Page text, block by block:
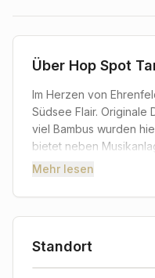
Über Hop Spot
Im Herzen von
Südsee Flair. Originale
viel Bambus wurden
bietet neben
Küchenzeile und
befinden sich ein
zur Ablage von
oder mit Catering zu
Wünschen. Wir freuen
Mehr lesen
Standort